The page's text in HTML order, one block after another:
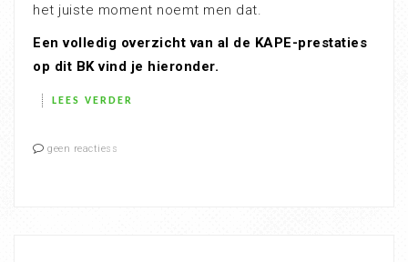
het juiste moment noemt men dat.
Een volledig overzicht van al de KAPE-prestaties
op dit BK vind je hieronder.
LEES VERDER
geen reactiess